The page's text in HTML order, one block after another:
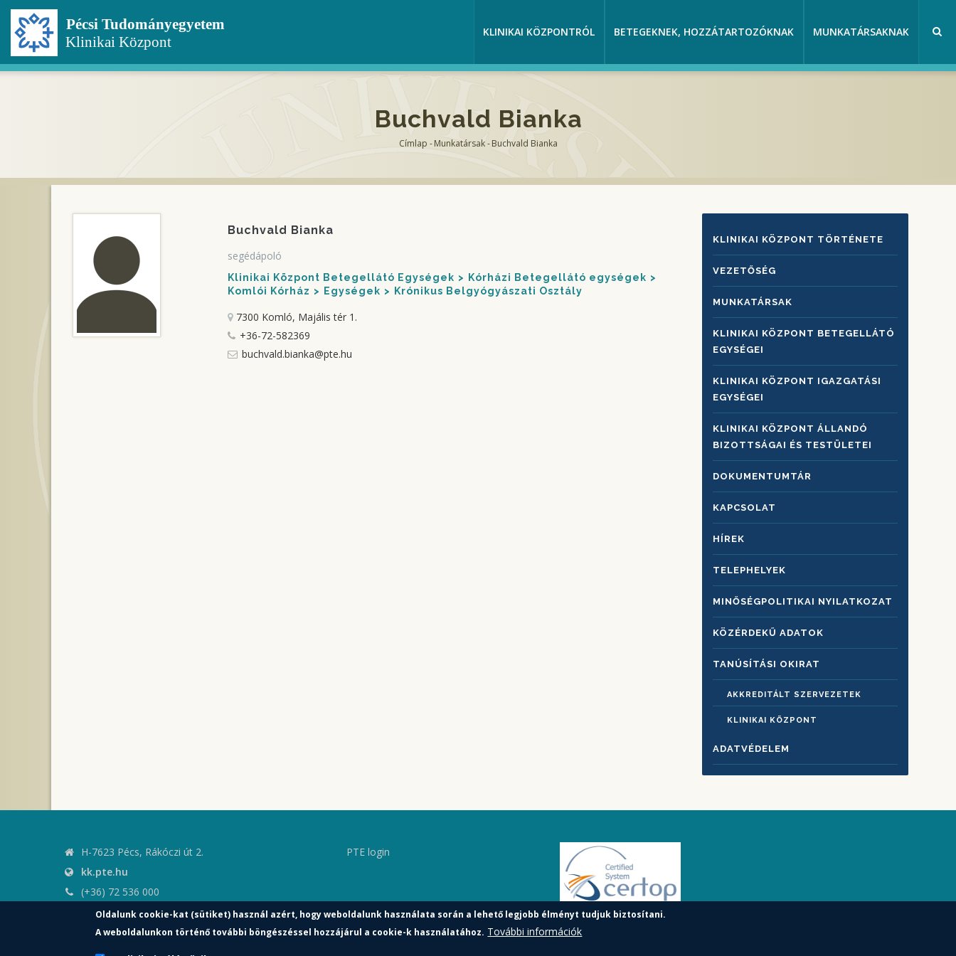
Ugrás
tartalomra
KLINIKAI KÖZPONTRÓL BETEGEKNEK, HOZZÁTARTOZÓKNAK MUNKATÁRSAKNAK
Buchvald Bianka
Címlap - Munkatársak - Buchvald Bianka
Buchvald Bianka
segédápoló
Klinikai Központ Betegellátó Egységek
Kórházi Betegellátó egységek
Komlói Kórház
Egységek Krónikus Belgyógyászati Osztály
7300 Komló, Majális tér 1.
+36-72-582369
buchvald.bianka@pte.hu
KLINIKAI
KÖZPONTRÓL
KLINIKAI KÖZPONT TÖRTÉNETE
VEZETŐSÉG
MUNKATÁRSAK
KLINIKAI KÖZPONT BETEGELLÁTÓ
EGYSÉGEI
KLINIKAI KÖZPONT IGAZGATÁSI
EGYSÉGEI
KLINIKAI KÖZPONT ÁLLANDÓ
BIZOTTSÁGAI ÉS TESTÜLETEI
DOKUMENTUMTÁR
KAPCSOLAT
HÍREK
TELEPHELYEK
MINŐSÉGPOLITIKAI NYILATKOZAT
KÖZÉRDEKŰ ADATOK
TANÚSÍTÁSI OKIRAT
AKKREDITÁLT SZERVEZETEK
KLINIKAI KÖZPONT
ADATVÉDELEM
H-7623 Pécs, Rákóczi út 2.
kk.pte.hu
(+36) 72 536 000
kk.elnoki.hivatal@pte.hu
pte.hu
PTE login
Oldalunk cookie-kat (sütiket) használ azért, hogy weboldalunk használata során a lehető legjobb élményt tudjuk biztosítani.
A weboldalunkon történő további böngészéssel hozzájárul a cookie-k használatához. További információk